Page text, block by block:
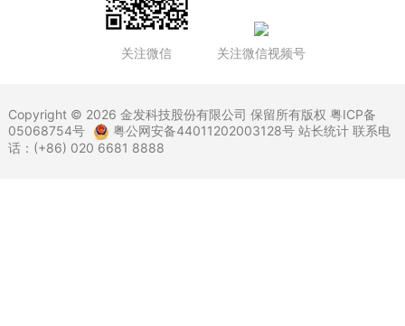
关注微信 关注微信视频号
Copyright © 2026 金发科技股份有限公司 保留所有版权 粤ICP备
05068754号
粤公网安备44011202003128号站长统计 联系电
话：(+86) 020 6681 8888